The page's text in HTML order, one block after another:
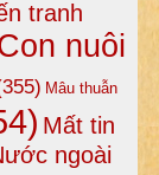
tranh
nuôi
Mâu thuẫn
Mất tin
ngoài